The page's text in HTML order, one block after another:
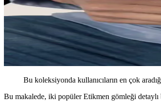
Bu koleksiyonda kullanıcıların en çok
Bu makalede, iki popüler Etikmen gömleği